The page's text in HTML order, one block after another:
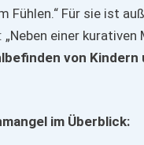
Fühlen.“ Für sie ist
einer kurativen
von Kindern
im Überblick: